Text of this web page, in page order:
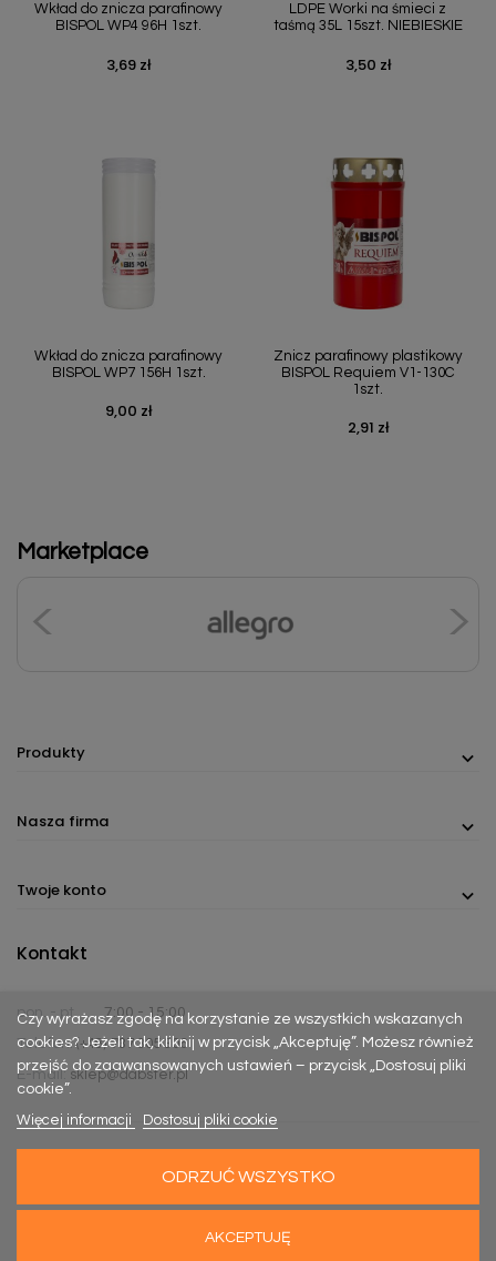
Wkład do znicza parafinowy
BISPOL WP4 96H 1szt.
Cena
3,69 zł
LDPE Worki na śmieci z
taśmą 35L 15szt. NIEBIESKIE
Cena
3,50 zł
Wkład do znicza parafinowy
BISPOL WP7 156H 1szt.
Cena
9,00 zł
Znicz parafinowy plastikowy
BISPOL Requiem V1-130C
1szt.
Cena
2,91 zł
Marketplace
Produkty
Nasza firma
Twoje konto
Czy wyrażasz zgodę na korzystanie ze wszystkich wskazanych
cookies? Jeżeli tak, kliknij w przycisk „Akceptuję”. Możesz również
przejść do zaawansowanych ustawień – przycisk „Dostosuj pliki
cookie”.
Więcej informacji
Dostosuj pliki cookie
ODRZUĆ WSZYSTKO
AKCEPTUJĘ
Kontakt
pon. - pt.
7:00 - 15:00
Telefon:(+48) 737 305 306
E-mail: sklep@dabster.pl
MiyoStudio